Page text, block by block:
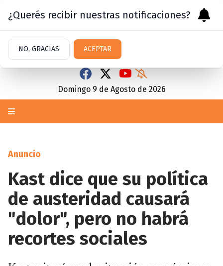
Domingo 9 de Agosto de 2026
Anuncio
Kast dice que su política
de austeridad causará
"dolor", pero no habrá
recortes sociales
¿Querés recibir nuestras notificaciones?
NO, GRACIAS ACEPTAR